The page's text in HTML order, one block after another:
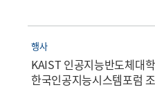
행사
KAIST 인공지능반도체대학원,
한국인공지능시스템포럼